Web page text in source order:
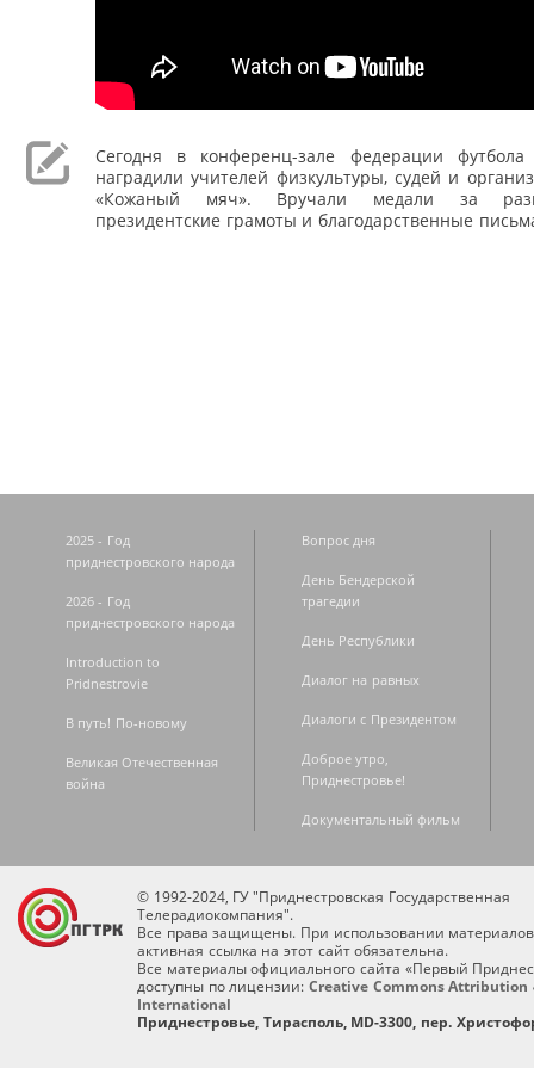
Сегодня в конференц-зале федерации футбола
наградили учителей физкультуры, судей и
«Кожаный мяч». Вручали медали за
президентские грамоты и благодарственные
2025 - Год
приднестровского народа
2026 - Год
приднестровского народа
Introduction to
Pridnestrovie
В путь! По-новому
Великая Отечественная
война
Вопрос дня
День Бендерской
трагедии
День Республики
Диалог на равных
Диалоги с Президентом
Доброе утро,
Приднестровье!
Документальный фильм
© 1992-2024, ГУ "Приднестровская Государственная
Телерадиокомпания".
Все права защищены. При использовании
активная ссылка на этот сайт обязательна.
Все материалы официального сайта «Первый
доступны по лицензии: Creative Commons Attribution
International
Приднестровье, Тирасполь, MD-3300, пер.